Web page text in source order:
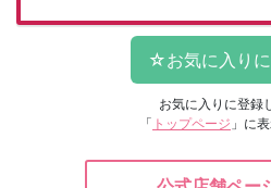
お気に入りに登録
「 トップページ 」に